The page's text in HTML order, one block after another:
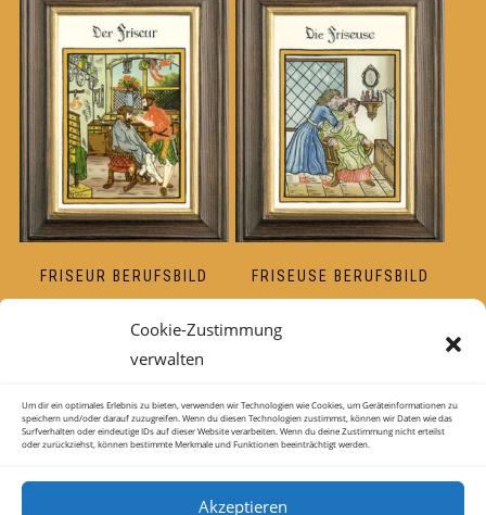
Cookie-Zustimmung
verwalten
Um dir ein optimales Erlebnis zu bieten, verwenden wir Technologien wie Cookies, um Geräteinformationen zu
speichern und/oder darauf zuzugreifen. Wenn du diesen Technologien zustimmst, können wir Daten wie das
Surfverhalten oder eindeutige IDs auf dieser Website verarbeiten. Wenn du deine Zustimmung nicht erteilst
oder zurückziehst, können bestimmte Merkmale und Funktionen beeinträchtigt werden.
Akzeptieren
FRISEUR BERUFSBILD FRISEUSE BERUFSBILD
← 1 2 3 4 5 6 … 8
9